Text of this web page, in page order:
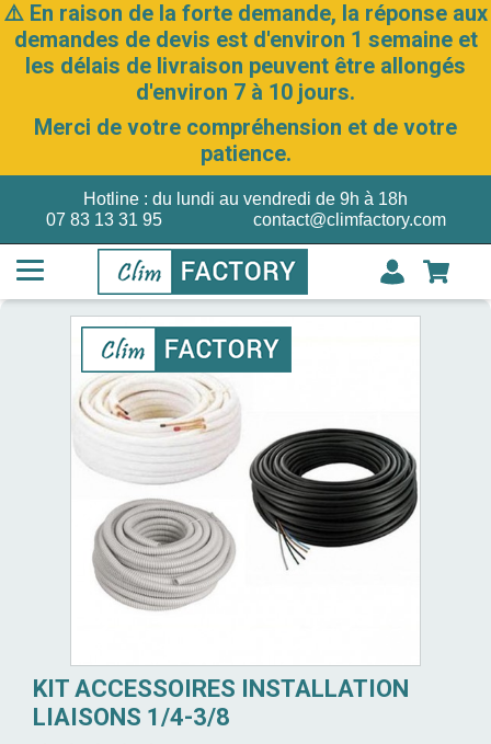
⚠️ En raison de la forte demande, la réponse aux
demandes de devis est d'environ 1 semaine et
les délais de livraison peuvent être allongés
d'environ 7 à 10 jours.
Merci de votre compréhension et de votre
patience.
07 83 13 31 95
Hotline : du lundi au vendredi de 9h à 18h
contact@climfactory.com
KIT ACCESSOIRES INSTALLATION
LIAISONS 1/4-3/8